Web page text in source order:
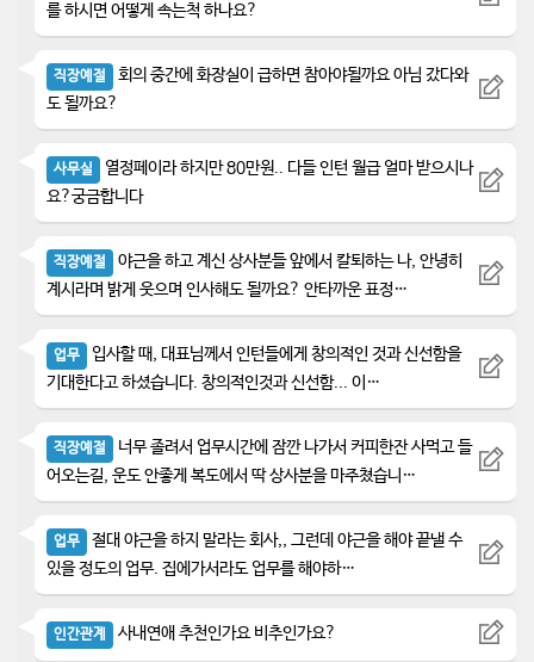
를 하시면 어떻게 속는척 하나요?
직장예절
회의 중간에 화장실이 급하면 참아야될까요 아님 갔다와
도 될까요?
사무실
열정페이라 하지만 80만원.. 다들 인턴 월급 얼마 받으시나
요?궁금합니다
직장예절
야근을 하고 계신 상사분들 앞에서 칼퇴하는 나, 안녕히
계시라며 밝게 웃으며 인사해도 될까요? 안타까운 표정…
업무
입사할 때, 대표님께서 인턴들에게 창의적인 것과 신선함을
기대한다고 하셨습니다. 창의적인것과 신선함... 이…
직장예절
너무 졸려서 업무시간에 잠깐 나가서 커피한잔 사먹고 들
어오는길, 운도 안좋게 복도에서 딱 상사분을 마주쳤습니…
업무
절대 야근을 하지 말라는 회사,, 그런데 야근을 해야 끝낼 수
있을 정도의 업무. 집에가서라도 업무를 해야하…
인간관계 사내연애 추천인가요 비추인가요?